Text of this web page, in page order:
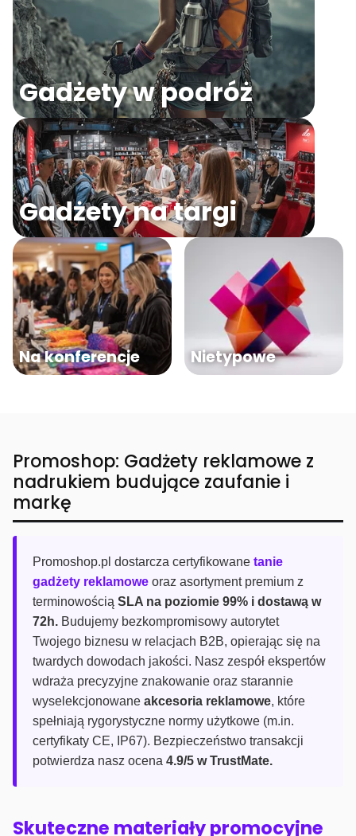
Gadżety w podróż
Gadżety na targi
Na konferencje Nietypowe
Promoshop: Gadżety reklamowe z
nadrukiem budujące zaufanie i
markę
Promoshop.pl dostarcza certyfikowane tanie
gadżety reklamowe oraz asortyment premium z
terminowością SLA na poziomie 99% i dostawą w
72h. Budujemy bezkompromisowy autorytet
Twojego biznesu w relacjach B2B, opierając się na
twardych dowodach jakości. Nasz zespół ekspertów
wdraża precyzyjne znakowanie oraz starannie
wyselekcjonowane akcesoria reklamowe, które
spełniają rygorystyczne normy użytkowe (m.in.
certyfikaty CE, IP67). Bezpieczeństwo transakcji
potwierdza nasz ocena 4.9/5 w TrustMate.
Skuteczne materiały promocyjne